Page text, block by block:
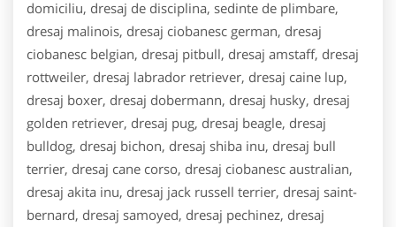
domiciliu, dresaj de disciplina, sedinte de plimbare,
dresaj malinois, dresaj ciobanesc german, dresaj
ciobanesc belgian, dresaj pitbull, dresaj amstaff, dresaj
rottweiler, dresaj labrador retriever, dresaj caine lup,
dresaj boxer, dresaj dobermann, dresaj husky, dresaj
golden retriever, dresaj pug, dresaj beagle, dresaj
bulldog, dresaj bichon, dresaj shiba inu, dresaj bull
terrier, dresaj cane corso, dresaj ciobanesc australian,
dresaj akita inu, dresaj jack russell terrier, dresaj saint-
bernard, dresaj samoyed, dresaj pechinez, dresaj